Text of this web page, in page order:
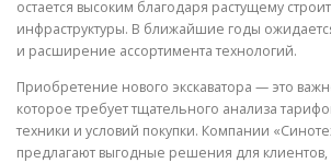
остается высоким благодаря растущему
инфраструктуры. В ближайшие годы
и расширение ассортимента технологий.
Приобретение нового экскаватора — это
которое требует тщательного анализа
техники и условий покупки. Компании
предлагают выгодные решения для клиентов,